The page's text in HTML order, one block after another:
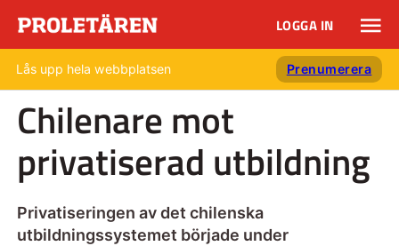
LOGGA IN
Lås upp hela webbplatsen Prenumerera
Chilenare mot
privatiserad utbildning
Privatiseringen av det chilenska
utbildningssystemet började under